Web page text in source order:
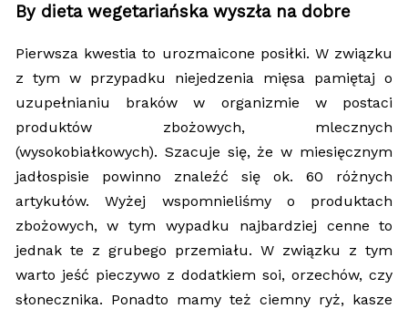
By dieta wegetariańska wyszła na dobre
Pierwsza kwestia to urozmaicone posiłki. W związku
z tym w przypadku niejedzenia mięsa pamiętaj o
uzupełnianiu braków w organizmie w postaci
produktów zbożowych, mlecznych
(wysokobiałkowych). Szacuje się, że w miesięcznym
jadłospisie powinno znaleźć się ok. 60 różnych
artykułów. Wyżej wspomnieliśmy o produktach
zbożowych, w tym wypadku najbardziej cenne to
jednak te z grubego przemiału. W związku z tym
warto jeść pieczywo z dodatkiem soi, orzechów, czy
słonecznika. Ponadto mamy też ciemny ryż, kasze